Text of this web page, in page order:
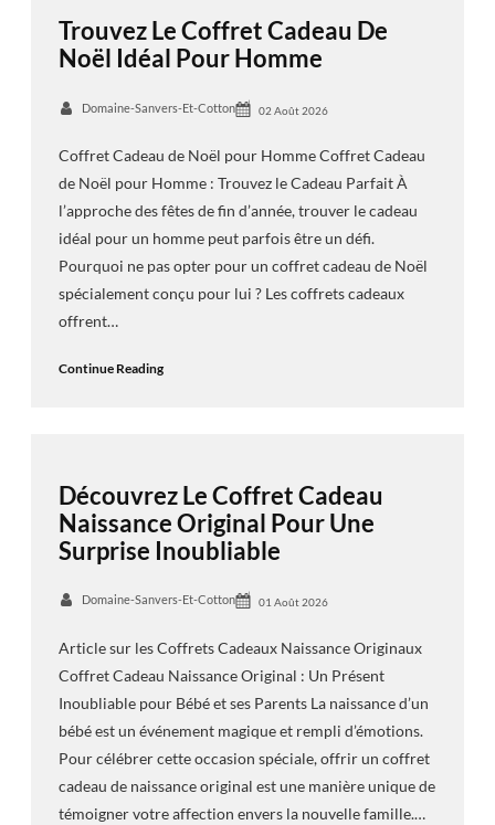
Trouvez Le Coffret Cadeau De
Noël Idéal Pour Homme
Domaine-Sanvers-Et-Cotton 02 Août 2026
Coffret Cadeau de Noël pour Homme Coffret Cadeau
de Noël pour Homme : Trouvez le Cadeau Parfait À
l’approche des fêtes de fin d’année, trouver le cadeau
idéal pour un homme peut parfois être un défi.
Pourquoi ne pas opter pour un coffret cadeau de Noël
spécialement conçu pour lui ? Les coffrets cadeaux
offrent…
Continue Reading
Découvrez Le Coffret Cadeau
Naissance Original Pour Une
Surprise Inoubliable
Domaine-Sanvers-Et-Cotton 01 Août 2026
Article sur les Coffrets Cadeaux Naissance Originaux
Coffret Cadeau Naissance Original : Un Présent
Inoubliable pour Bébé et ses Parents La naissance d’un
bébé est un événement magique et rempli d’émotions.
Pour célébrer cette occasion spéciale, offrir un coffret
cadeau de naissance original est une manière unique de
témoigner votre affection envers la nouvelle famille.…